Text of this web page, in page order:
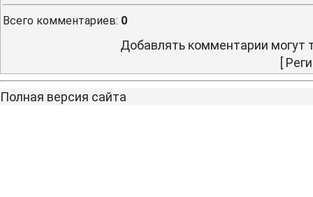
Всего комментариев: 0
Добавлять комментарии могут
[
Полная версия сайта